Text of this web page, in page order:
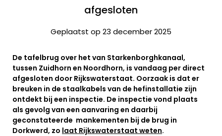
afgesloten
Geplaatst op 23 december 2025
De tafelbrug over het van Starkenborghkanaal,
tussen Zuidhorn en Noordhorn, is vandaag per direct
afgesloten door Rijkswaterstaat. Oorzaak is dat er
breuken in de staalkabels van de hefinstallatie zijn
ontdekt bij een inspectie. De inspectie vond plaats
als gevolg van een aanvaring en daarbij
geconstateerde mankementen bij de brug in
Dorkwerd, zo laat Rijkswaterstaat weten.